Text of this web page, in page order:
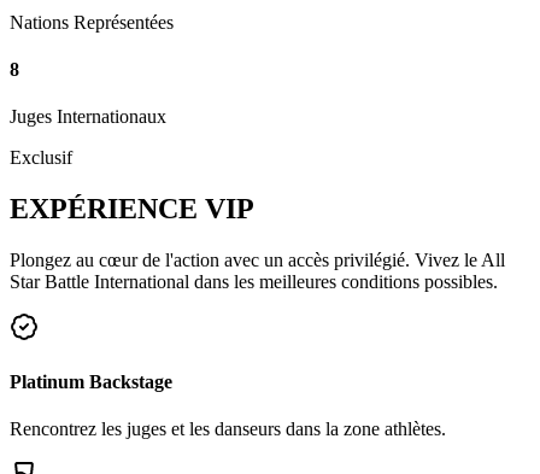
Nations Représentées
8
Juges Internationaux
Exclusif
EXPÉRIENCE VIP
Plongez au cœur de l'action avec un accès privilégié. Vivez le All
Star Battle International dans les meilleures conditions possibles.
Platinum Backstage
Rencontrez les juges et les danseurs dans la zone athlètes.